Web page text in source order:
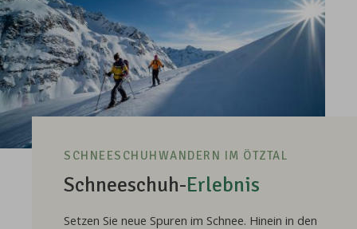
SCHNEESCHUHWANDERN IM ÖTZTAL
Schneeschuh-Erlebnis
Setzen Sie neue Spuren im Schnee. Hinein in den